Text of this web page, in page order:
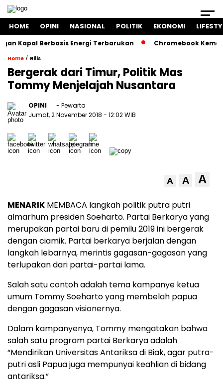
HOME OPINI NASIONAL POLITIK EKONOMI
Kapal Berbasis Energi Terbarukan Chromebook
Home / Rilis
Bergerak dari Timur, Politik Mas
Tommy Menjelajah Nusantara
OPINI
- Pewarta
Jumat, 2 November 2018 - 12:02 WIB
A A A
MENARIK MEMBACA langkah politik putra putri
almarhum presiden Soeharto. Partai Berkarya yang
merupakan partai baru di pemilu 2019 ini bergerak
dengan ciamik. Partai berkarya berjalan dengan
langkah lebarnya, merintis gagasan-gagasan yang
terlupakan dari partai-partai lama.
Salah satu contoh adalah tema kampanye ketua
umum Tommy Soeharto yang membelah papua
dengan gagasan visionernya.
Dalam kampanyenya, Tommy mengatakan bahwa
salah satu program partai Berkarya adalah
“Mendirikan Universitas Antariksa di Biak, agar putra-
putri asli Papua juga mempunyai keahlian di bidang
antariksa.”